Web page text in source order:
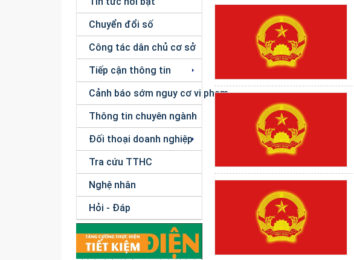
Chuyển đổi số
Công tác dân chủ cơ sở
Tiếp cận thông tin
Cảnh báo sớm nguy cơ vi phạm
Thông tin chuyên ngành
Đối thoại doanh nghiệp
Tra cứu TTHC
Nghệ nhân
Hỏi - Đáp